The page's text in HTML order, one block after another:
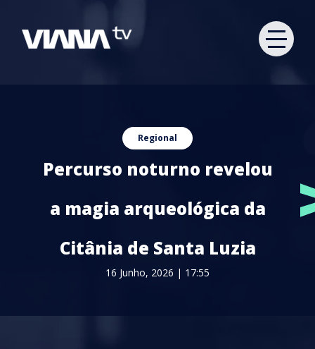
Regional
Percurso noturno revelou
a magia arqueológica da
Citânia de Santa Luzia
16 Junho, 2026 | 17:55